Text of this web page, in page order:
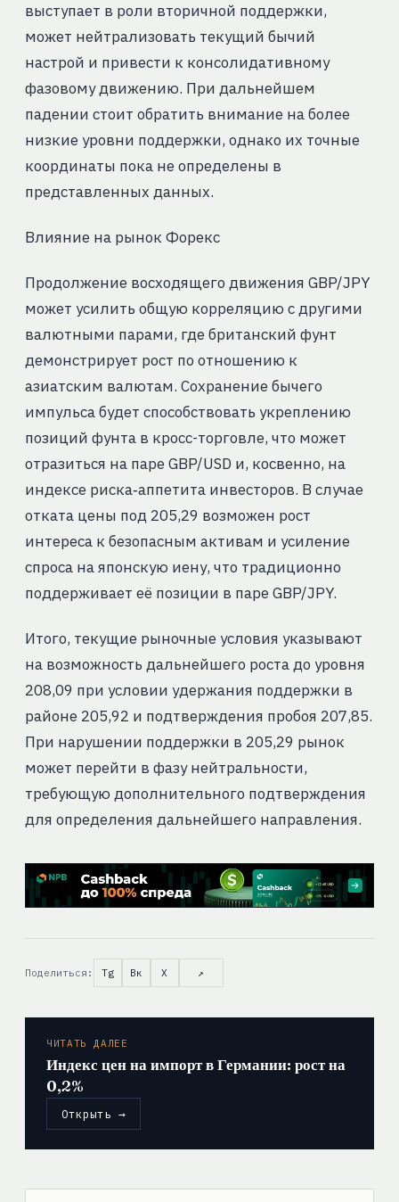
выступает в роли вторичной поддержки,
может нейтрализовать текущий бычий
настрой и привести к консолидативному
фазовому движению. При дальнейшем
падении стоит обратить внимание на более
низкие уровни поддержки, однако их точные
координаты пока не определены в
представленных данных.
Влияние на рынок Форекс
Продолжение восходящего движения GBP/JPY
может усилить общую корреляцию с другими
валютными парами, где британский фунт
демонстрирует рост по отношению к
азиатским валютам. Сохранение бычего
импульса будет способствовать укреплению
позиций фунта в кросс-торговле, что может
отразиться на паре GBP/USD и, косвенно, на
индексе риска‑аппетита инвесторов. В случае
отката цены под 205,29 возможен рост
интереса к безопасным активам и усиление
спроса на японскую иену, что традиционно
поддерживает её позиции в паре GBP/JPY.
Итого, текущие рыночные условия указывают
на возможность дальнейшего роста до уровня
208,09 при условии удержания поддержки в
районе 205,92 и подтверждения пробоя 207,85.
При нарушении поддержки в 205,29 рынок
может перейти в фазу нейтральности,
требующую дополнительного подтверждения
для определения дальнейшего направления.
Поделиться: Tg Вк X ↗
ЧИТАТЬ ДАЛЕЕ
Индекс цен на импорт в Германии: рост на
0,2%
Открыть →